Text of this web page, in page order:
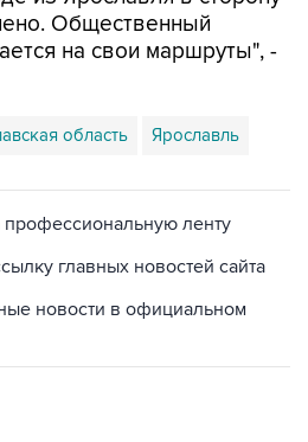
Общественный
на свои маршруты", -
область Ярославль
профессиональную ленту
главных новостей сайта
новости в официальном